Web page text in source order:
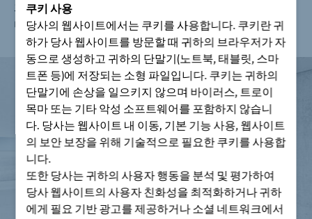
쿠키 사용
당사의 웹사이트에서는 쿠키를 사용합니다. 쿠키란 귀
하가 당사 웹사이트를 방문할 때 귀하의 브라우저가 자
동으로 생성하고 귀하의 단말기(노트북, 태블릿, 스마
트폰 등)에 저장되는 소형 파일입니다. 쿠키는 귀하의
단말기에 손상을 일으키지 않으며 바이러스, 트로이
목마 또는 기타 악성 소프트웨어를 포함하지 않습니
다. 당사는 웹사이트 내 이동, 기본 기능 사용, 웹사이트
의 보안 보장을 위해 기술적으로 필요한 쿠키를 사용합
니다.
또한 당사는 귀하의 사용자 행동을 분석 및 평가하여
당사 웹사이트의 사용자 친화성을 최적화하거나 귀하
에게 필요 기반 광고를 제공하거나 소셜 네트워크에서
시공사례
회사
고객지원
과적으로 방지합니다. 내어쌓기와 같은 기존의 신축이음
디자인은 시공하기가 힘들고 많은 공간을 차지합니다.